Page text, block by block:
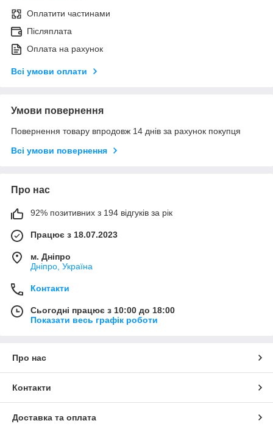
Оплатити частинами
Післяплата
Оплата на рахунок
Всі умови оплати
Умови повернення
Повернення товару впродовж 14 днів за рахунок покупця
Всі умови повернення
Про нас
92% позитивних з 194 відгуків за рік
Працює з 18.07.2023
м. Дніпро
Дніпро, Україна
Контакти
Сьогодні працює з 10:00 до 18:00
Показати весь графік роботи
Про нас
Контакти
Доставка та оплата